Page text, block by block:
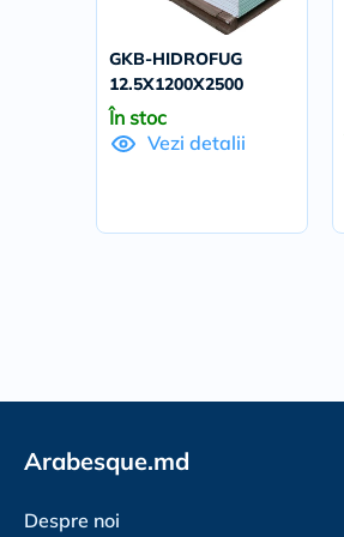
GKB-HIDROFUG
12.5X1200X2500
În stoc
Vezi detalii
Arabesque.md
Despre noi